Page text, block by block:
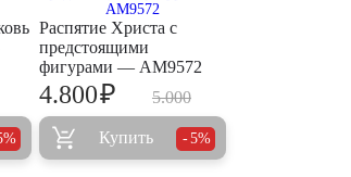
Распятие Христа с
предстоящими
фигурами — AM9572
5.000
4.800₽
Купить 5%